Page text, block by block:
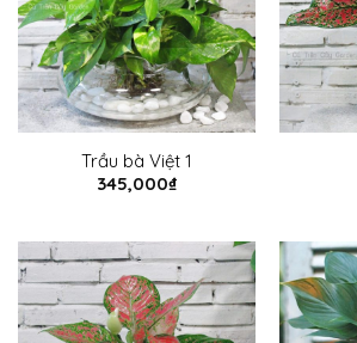
Trầu bà Việt 1
345,000₫